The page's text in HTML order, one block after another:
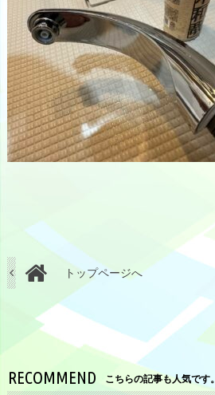
トップページへ
RECOMMEND こちらの記事も人気です。